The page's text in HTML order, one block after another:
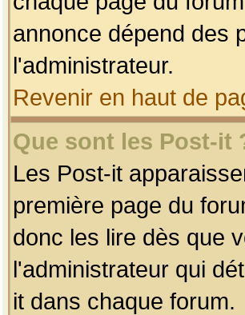
annonce dépend des
l'administrateur.
Revenir en haut de
Que sont les Post-it
Les Post-it
première page du
donc les lire dès que
l'administrateur qui
it dans chaque forum.